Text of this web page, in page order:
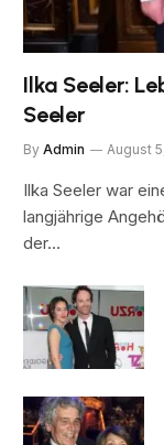
Ilka Seeler:
Seeler
By Admin August
Ilka Seeler war
langjährige
der…